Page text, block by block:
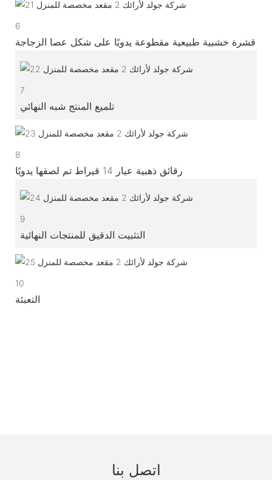
6
قشرة خشبية طبيعية مقطوعة يدويًا على شكل عصا الزجاجة
7
تلميع المنتج شبه النهائي
8
رقائق ذهبية عيار 14 قيراط تم لصقها يدويًا
9
التثبيت الدقيق للمنتجات النهائية
10
التعبئة
اتصل بنا